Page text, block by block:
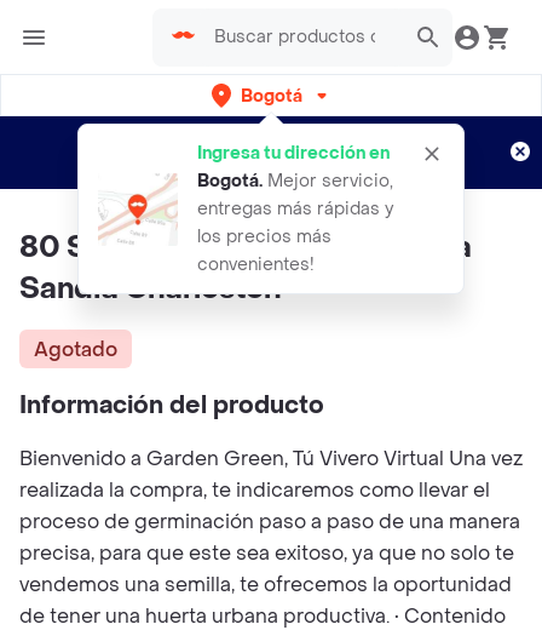
Bogotá
Ingresa tu dirección en
Bogotá. Mejor servicio,
entregas más rápidas y
los precios más
convenientes!
envíos gratis por semanas
Aplican TyC
80 Semillas Orgánicas De Fruta
Sandia Charleston
Agotado
Información del producto
Bienvenido a Garden Green, Tú Vivero Virtual Una vez
realizada la compra, te indicaremos como llevar el
proceso de germinación paso a paso de una manera
precisa, para que este sea exitoso, ya que no solo te
vendemos una semilla, te ofrecemos la oportunidad
de tener una huerta urbana productiva. • Contenido